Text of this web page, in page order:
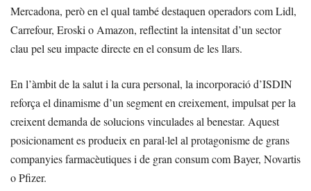
Mercadona, però en el qual també destaquen operadors com Lidl,
Carrefour, Eroski o Amazon, reflectint la intensitat d’un sector
clau pel seu impacte directe en el consum de les llars.
En l’àmbit de la salut i la cura personal, la incorporació d’ISDIN
reforça el dinamisme d’un segment en creixement, impulsat per la
creixent demanda de solucions vinculades al benestar. Aquest
posicionament es produeix en paral·lel al protagonisme de grans
companyies farmacèutiques i de gran consum com Bayer, Novartis
o Pfizer.